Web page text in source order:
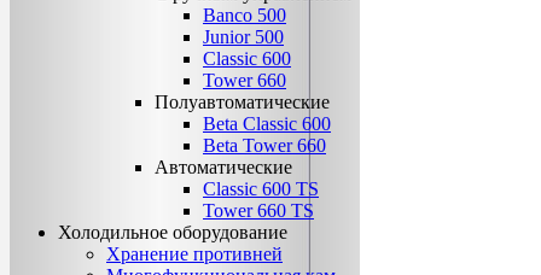
Banco 500
Junior 500
Classic 600
Tower 660
Полуавтоматические
Beta Classic 600
Beta Tower 660
Автоматические
Classic 600 TS
Tower 660 TS
Холодильное оборудование
Хранение противней